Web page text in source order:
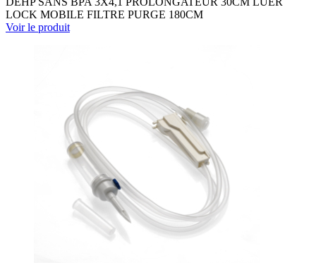
LOCK MOBILE FILTRE PURGE 180CM
Voir le produit